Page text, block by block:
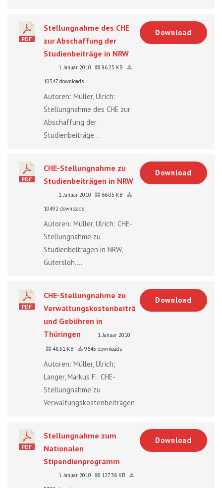
Stellungnahme des CHE
zur Abschaffung der
Studienbeiträge in NRW
1. Januar 2010
96.25 KB
10347 downloads
Autoren: Müller, Ulrich:
Stellungnahme des CHE zur
Abschaffung der
Studienbeiträge...
Download
CHE-Stellungnahme zu
Studienbeiträgen in NRW
1. Januar 2010
66.05 KB
10492 downloads
Autoren: Müller, Ulrich: CHE-
Stellungnahme zu
Studienbeiträgen in NRW,
Gütersloh,...
Download
CHE-Stellungnahme zu
Verwaltungskostenbeiträgen
und Gebühren in
Thüringen
1. Januar 2010
48.51 KB
9645 downloads
Autoren: Müller, Ulrich;
Langer, Markus F.: CHE-
Stellungnahme zu
Verwaltungskostenbeiträgen...
Download
Stellungnahme zum
Nationalen
Stipendienprogramm
1. Januar 2010
127.38 KB
Download